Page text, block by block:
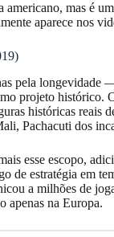
mas é
aparece nos
pela longevidade
projeto histórico.
históricas reais
Pachacuti dos
esse escopo,
de estratégia em
a milhões de
apenas na Europa.